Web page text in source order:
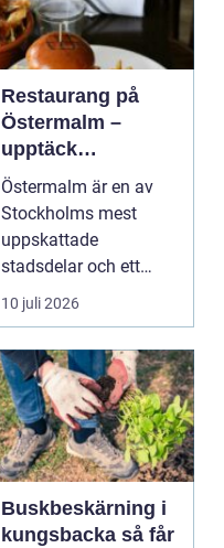
Restaurang på
Östermalm –
upptäck
matupplevelser i
en av Stockholms
mest attraktiva
stadsdelar
Östermalm är en av
Stockholms mest
uppskattade
stadsdelar och ett
självklart val f&ou...
10 juli 2026
Buskbeskärning i
kungsbacka så får